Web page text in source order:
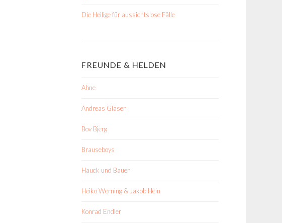
Die Heilige für aussichtslose Fälle
FREUNDE & HELDEN
Ahne
Andreas Gläser
Bov Bjerg
Brauseboys
Hauck und Bauer
Heiko Werning & Jakob Hein
Konrad Endler